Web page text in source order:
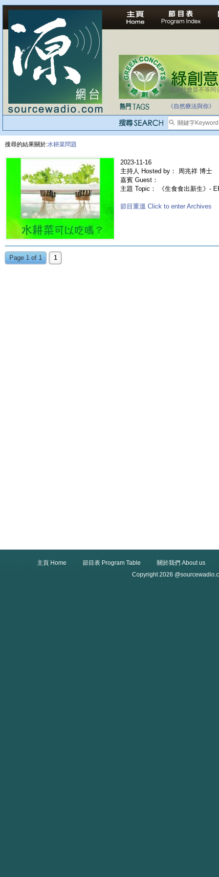
法治社會並不等同
《自然療法與你》
搜尋的結果關於:水耕菜問題
2023-11-16
主持人 Hosted by： 周兆祥 博士
嘉賓 Guest：
主題 Topic： 《生食食出新生》-
節目重溫 Click to enter Archives
Page 1 of 1 1
主頁 Home 節目表 Program Table
關於我們 About us
Copyright 2026